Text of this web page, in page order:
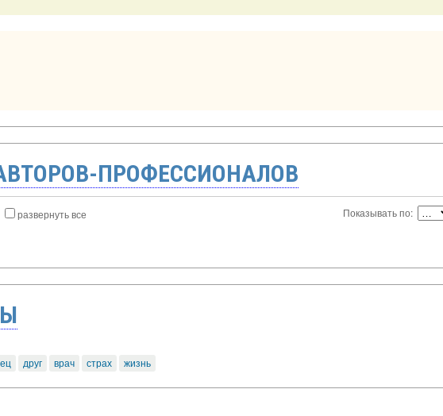
ПРОФЕССИОНАЛОВ
развернуть все Показывать по:
друг врач страх жизнь